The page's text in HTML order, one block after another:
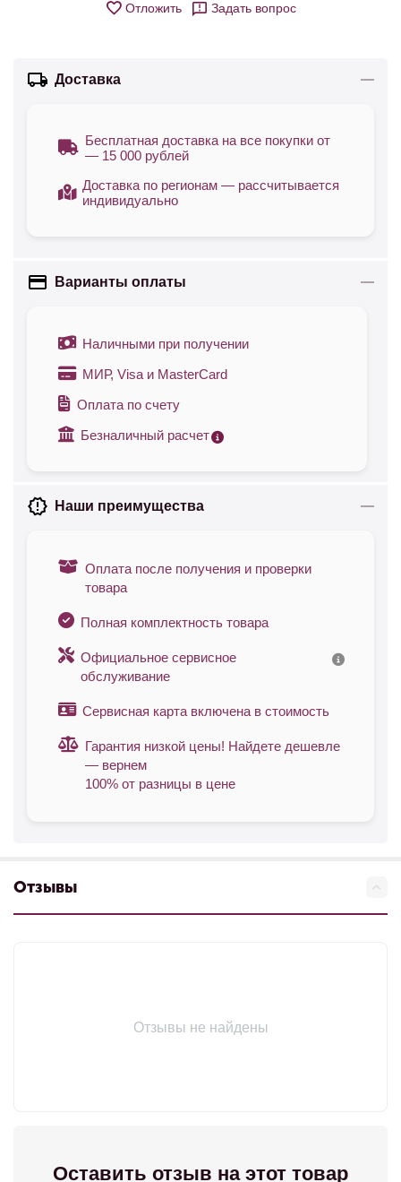
Отложить Задать вопрос
Доставка
Бесплатная доставка на все покупки от
— 15 000 рублей
Доставка по регионам — рассчитывается
индивидуально
Варианты оплаты
Наличными при получении
МИР, Visa и MasterCard
Оплата по счету
Безналичный расчет
Наши преимущества
Оплата после получения и проверки
товара
Полная комплектность товара
Официальное сервисное
обслуживание
Сервисная карта включена в стоимость
Гарантия низкой цены! Найдете дешевле
— вернем
100% от разницы в цене
Отзывы
Отзывы не найдены
Оставить отзыв на этот товар